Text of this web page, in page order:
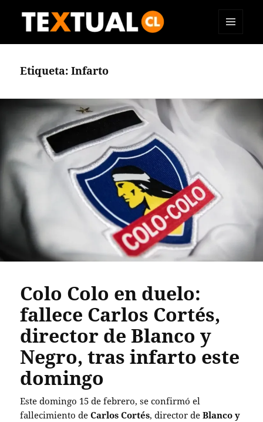
Etiqueta:Infarto
Colo Colo en duelo:
fallece Carlos Cortés,
director de Blanco y
Negro, tras infarto este
domingo
Este domingo 15 de febrero, se confirmó el
fallecimiento deCarlos Cortés, director deBlanco y